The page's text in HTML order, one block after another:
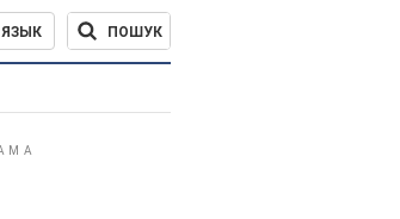
ЯЗЫК ПОШУК